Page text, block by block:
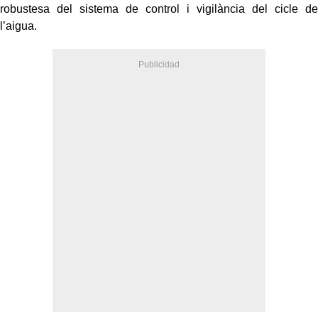
robustesa del sistema de control i vigilància del cicle de
l’aigua.